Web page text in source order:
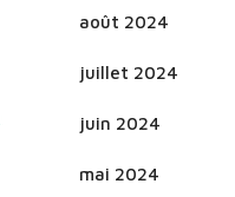
août 2024
juillet 2024
juin 2024
mai 2024